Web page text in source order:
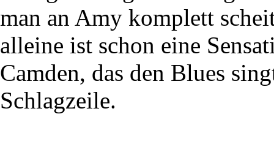
man an Amy komplett
alleine ist schon eine
Camden, das den Blues
Schlagzeile.